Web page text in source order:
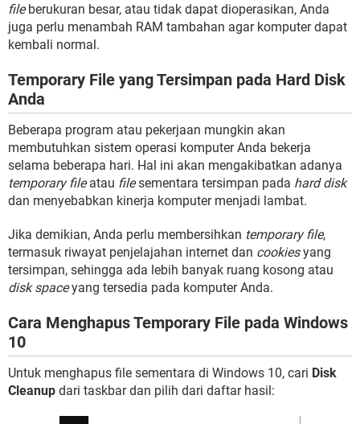
fileberukuran besar, atau tidak dapat dioperasikan, Anda
juga perlu menambah RAM tambahan agar komputer dapat
kembali normal.
Temporary File yang Tersimpan pada Hard Disk
Anda
Beberapa program atau pekerjaan mungkin akan
membutuhkan sistem operasi komputer Anda bekerja
selama beberapa hari. Hal ini akan mengakibatkan adanya
temporary fileatau filesementara tersimpan pada hard disk
dan menyebabkan kinerja komputer menjadi lambat.
Jika demikian, Anda perlu membersihkan temporary file,
termasuk riwayat penjelajahan internet dan cookiesyang
tersimpan, sehingga ada lebih banyak ruang kosong atau
disk spaceyang tersedia pada komputer Anda.
Cara Menghapus Temporary File pada Windows
10
Untuk menghapus file sementara di Windows 10, cari Disk
Cleanup dari taskbar dan pilih dari daftar hasil: